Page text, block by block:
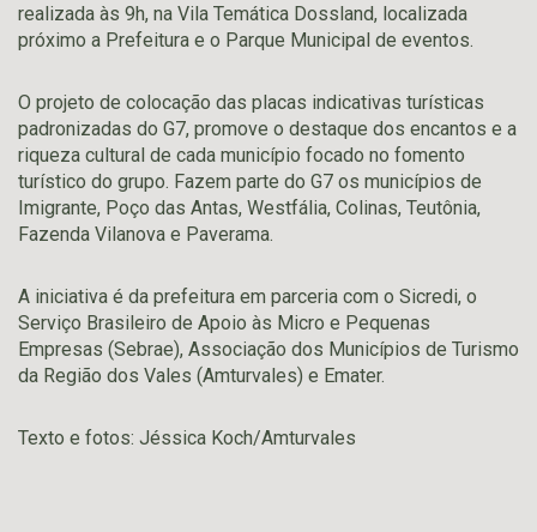
realizada às 9h, na Vila Temática Dossland, localizada
próximo a Prefeitura e o Parque Municipal de eventos.
O projeto de colocação das placas indicativas turísticas
padronizadas do G7, promove o destaque dos encantos e a
riqueza cultural de cada município focado no fomento
turístico do grupo. Fazem parte do G7 os municípios de
Imigrante, Poço das Antas, Westfália, Colinas, Teutônia,
Fazenda Vilanova e Paverama.
A iniciativa é da prefeitura em parceria com o Sicredi, o
Serviço Brasileiro de Apoio às Micro e Pequenas
Empresas (Sebrae), Associação dos Municípios de Turismo
da Região dos Vales (Amturvales) e Emater.
Texto e fotos: Jéssica Koch/Amturvales